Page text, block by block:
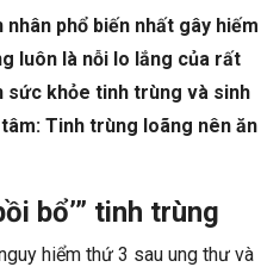
phổ biến nhất gây hiếm
luôn là nỗi lo lắng của rất
sức khỏe tinh trùng và sinh
Tinh trùng loãng nên ăn
bổ’” tinh trùng
hiểm thứ 3 sau ung thư và